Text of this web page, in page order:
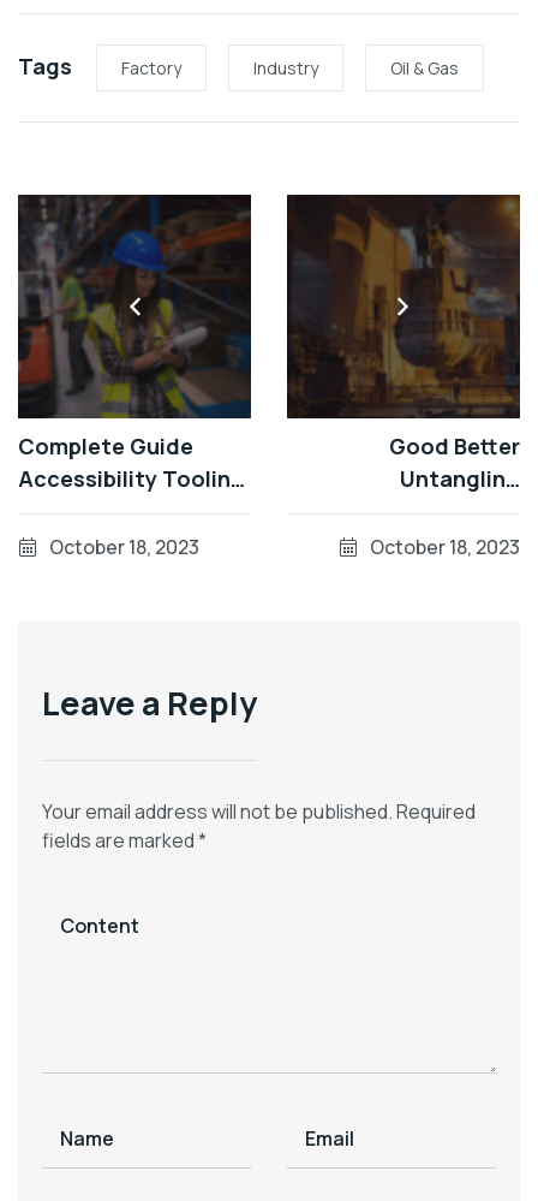
Tags Factory Industry Oil & Gas
Complete Guide
Accessibility Tooling
Factorial Sector
October 18, 2023
Good Better
Untangling
Accessible
October 18, 2023
Leave a Reply
Your email address will not be published.Required
fields are marked*